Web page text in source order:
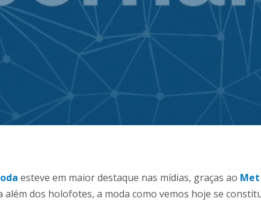
esteve em maior destaque nas mídias, graças ao Met
além dos holofotes, a moda como vemos hoje se